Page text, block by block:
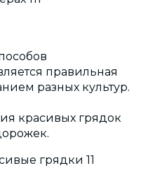
правильная
разных культур.
красивых грядок